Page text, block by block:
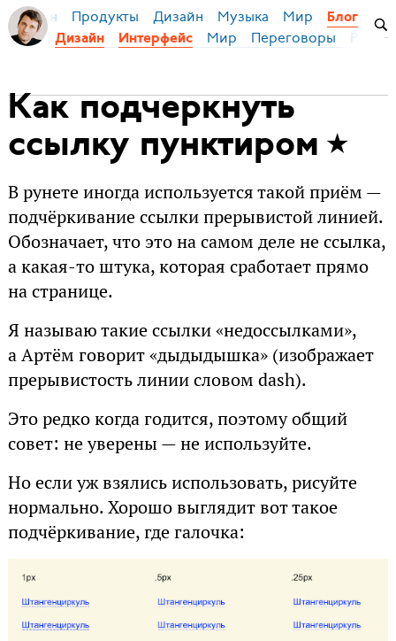
Бирман Продукты Дизайн Музыка Мир
Блог
Дизайн
Интерфейс Мир Переговоры
Как подчеркнуть
ссылку пунктиром
В рунете иногда используется такой приём —
подчёркивание ссылки прерывистой линией.
Обозначает, что это на самом деле не ссылка,
а какая-то штука, которая сработает прямо
на странице.
Я называю такие ссылки «недоссылками»,
а Артём говорит «дыдыдышка» (изображает
прерывистость линии словом dash).
Это редко когда годится, поэтому общий
совет: не уверены — не используйте.
Но если уж взялись использовать, рисуйте
нормально. Хорошо выглядит вот такое
подчёркивание, где галочка: